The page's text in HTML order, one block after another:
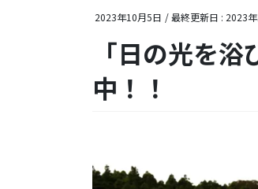
2023年10月5日 / 最終更新日 : 2023
「日の光を
中！！